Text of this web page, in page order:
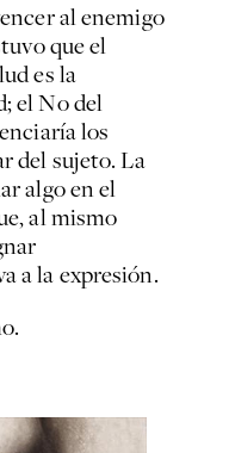
al enemigo
que el
es la
el No del
los
del sujeto. La
algo en el
al mismo
a la expresión.